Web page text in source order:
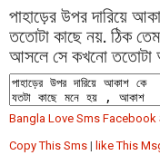
পাহাড়ের উপর দারিয়ে
ততোটা কাছে নয়. ঠিক
আসলে সে কখনো
Bangla Love Sms
Copy This Sms | like This